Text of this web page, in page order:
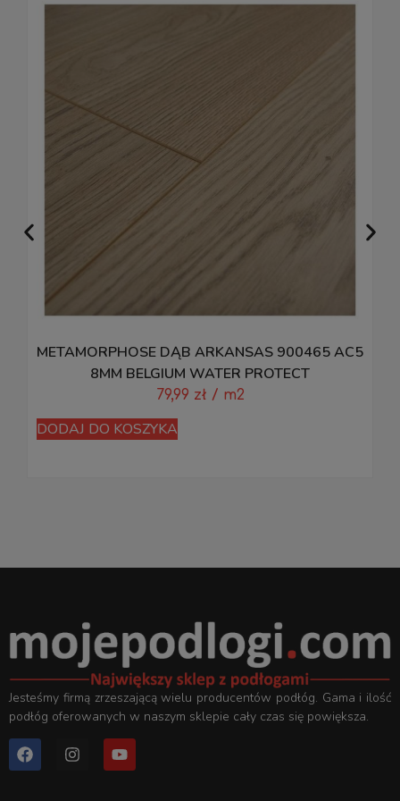
METAMORPHOSE DĄB ARKANSAS 900465 AC5
8MM BELGIUM WATER PROTECT
79,99 zł / m2
DODAJ DO KOSZYKA
Jesteśmy firmą zrzeszającą wielu producentów podłóg. Gama i ilość
podłóg oferowanych w naszym sklepie cały czas się powiększa.